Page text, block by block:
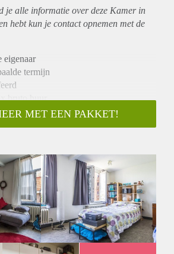
je alle informatie over deze Kamer in
hebt kun je contact opnemen met de
eigenaar
termijn
bruto huur
Ja
Nee
N.v.t
MET EEN PAKKET!